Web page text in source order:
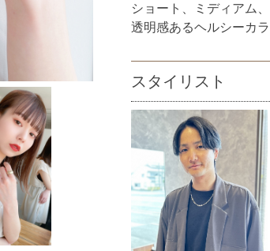
ショート、ミディアム
透明感あるヘルシーカ
スタイリスト